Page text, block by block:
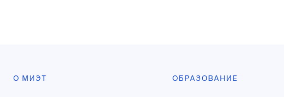
О МИЭТ ОБРАЗОВАНИЕ